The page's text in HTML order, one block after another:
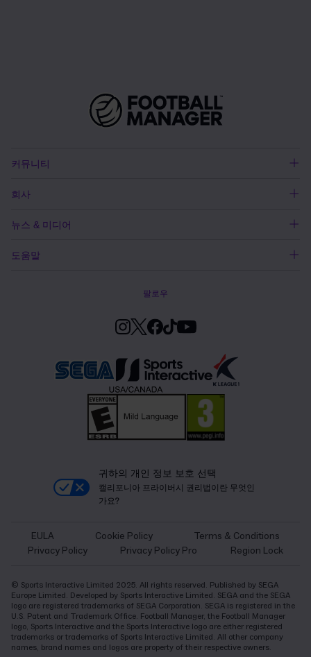
커뮤니티
회사
뉴스 & 미디어
도움말
팔로우
귀하의 개인 정보 보호 선택
캘리포니아 프라이버시 권리법이란 무엇인
가요?
EULA Cookie Policy
Terms & Conditions
Privacy Policy
Privacy Policy Pro Region Lock
© Sports Interactive Limited 2025. All rights reserved. Published by SEGA
Europe Limited. Developed by Sports Interactive Limited. SEGA and the SEGA
logo are registered trademarks of SEGA Corporation. SEGA is registered in the
U.S. Patent and Trademark Office. Football Manager, the Football Manager
logo, Sports Interactive and the Sports Interactive logo are either registered
trademarks or trademarks of Sports Interactive Limited. All other company
names, brand names and logos are property of their respective owners.